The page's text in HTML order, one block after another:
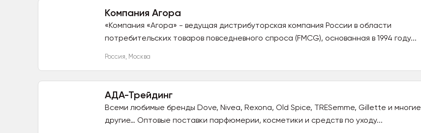
Компания Агора
«Компания «Агора» - ведущая дистрибуторская компания России в области
потребительских товаров повседневного спроса (FMCG), основанная в 1994 году...
Россия, Москва
АДА-Трейдинг
Всеми любимые бренды Dove, Nivea, Rexona, Old Spice, TRESemme, Gillette и многие
другие… Оптовые поставки парфюмерии, косметики и средств по уходу...